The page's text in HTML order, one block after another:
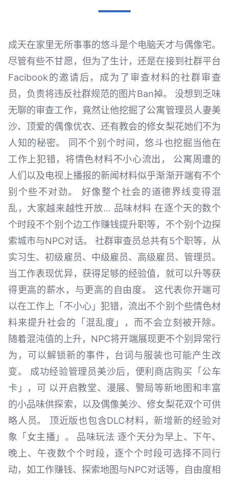
成天在家里无所事事的悠斗是个电脑天才与偶像宅。
尽管有些不甘愿，但为了生计，还是在接到社群平台
Facibook的邀请后，成为了审查材料的社群审查
员，负责将违反社群规范的图片Ban掉。 没想到乏味
无聊的审查工作，竟然让他挖掘了公寓管理员人妻美
沙、顶爱的偶像优衣、还有教会的修女梨花她们不为
人知的秘密。 同不个别个时间，悠斗也挖掘当他在
工作上犯错，将情色材料不小心流出， 公寓周遭的
人们以及电视上播报的新闻材料似乎渐渐开端有不个
别个些不对劲。 好像整个社会的道德界线变得混
乱，大家越来越性开放… 品味材料 在逐个天的数个
个时段不个别个边工作赚钱提升职等，不个别个边探
索城市与NPC对话。 社群审查员总共有5个职等，从
实习生、初级雇员、中级雇员、高级雇员、管理员。
当工作表现优异，获得足够的经验值，就可以升等获
得更高的薪水，与更高的自由度。 这代表你开端可
以在工作上「不小心」犯错，流出不个别个些情色材
料来提升社会的「混乱度」，而不会立刻被开除。
随着混沌值的上升，NPC将开端展现更不个别异常行
为，可以解锁新的事件，台词与服装也可能产生改
变。 成功经验管理员美沙后，便利商店购买「公车
卡」，可 以开启教堂、漫展、警局等新地图和丰富
的小品味供探索，以及偶像美沙、修女梨花双个可供
略人员。 顶近版也包含DLC材料，新增新的经验对
象「女主播」。 品味玩法 逐个天分为早上、下午、
晚上、午夜数个个时段，逐个个时段可选择不同行
动，如工作赚钱、探索地图与NPC对话等，自由度相